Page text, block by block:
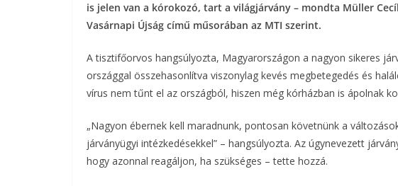
is jelen van a kórokozó, tart a világjárvány – mondta Müller
Vasárnapi Újság című műsorában az MTI szerint.
A tisztifőorvos hangsúlyozta, Magyarországon a nagyon sikeres
országgal összehasonlítva viszonylag kevés megbetegedés és
vírus nem tűnt el az országból, hiszen még kórházban is ápolnak
„Nagyon ébernek kell maradnunk, pontosan követnünk a
járványügyi intézkedésekkel” – hangsúlyozta. Az úgynevezett
hogy azonnal reagáljon, ha szükséges – tette hozzá.